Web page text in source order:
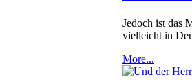
Jedoch ist das
vielleicht in
More...